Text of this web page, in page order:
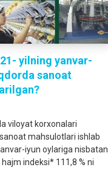
yilning yanvar-
sanoat
viloyat korxonalari
mahsulotlari ishlab
iyun oylariga nisbatan
indeksi* 111,8 % ni